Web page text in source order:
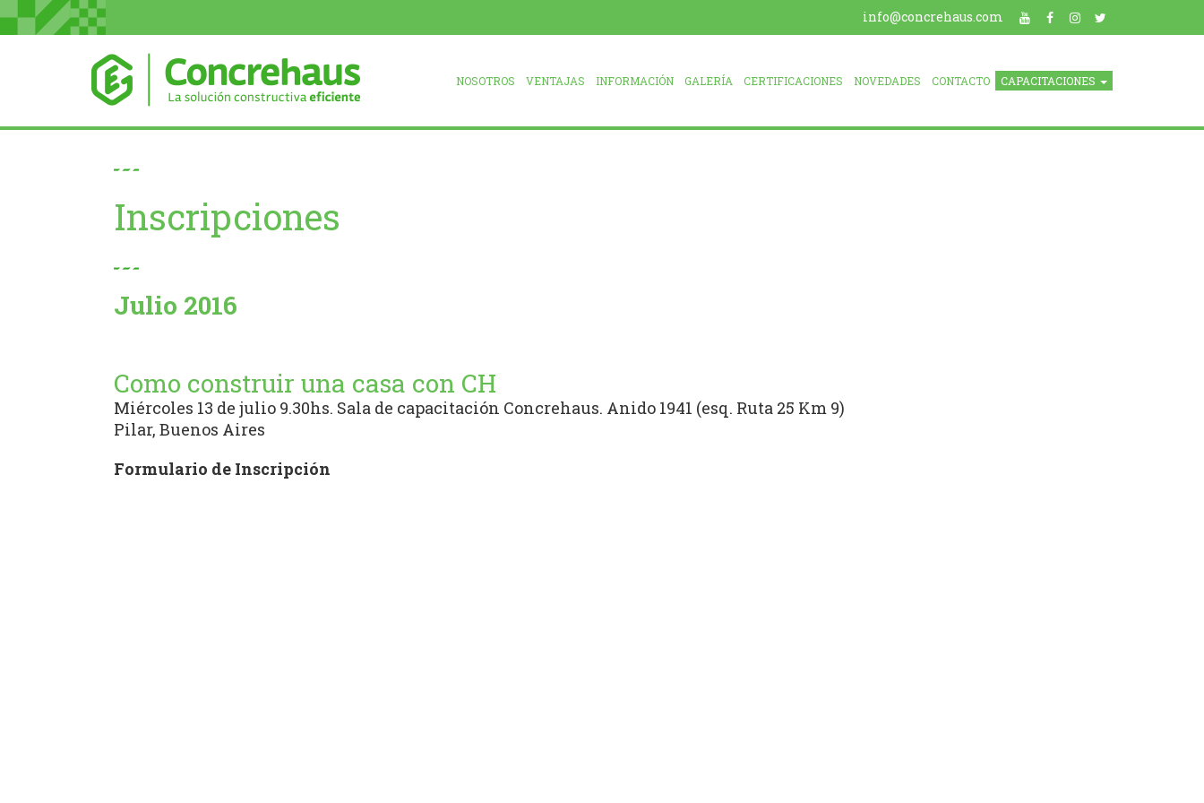
info@concrehaus.com
NOSOTROS VENTAJAS INFORMACIÓN GALERÍA CERTIFICACIONES NOVEDADES CONTACTO CAPACITACIONES
Inscripciones
Julio 2016
Como construir una casa con CH
Miércoles 13 de julio 9.30hs. Sala de capacitación Concrehaus. Anido 1941 (esq. Ruta 25 Km 9)
Pilar, Buenos Aires
Formulario de Inscripción